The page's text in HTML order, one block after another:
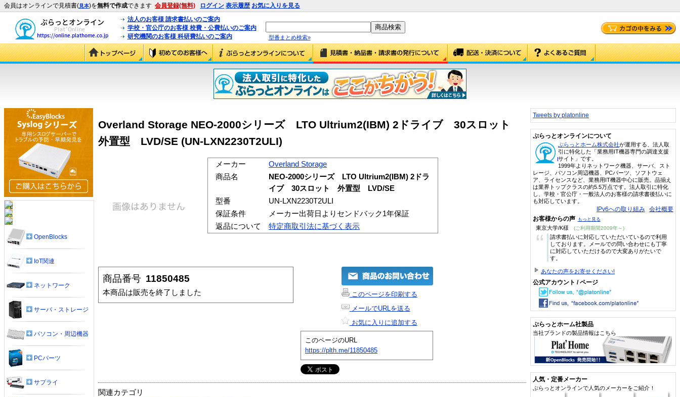
会員はオンラインで見積書(見本)を無料で作成できます 会員登録(無料) ログイン 表示履歴 お気に入りを見る
法人のお客様 請求書払いのご案内
学校・官公庁のお客様 校費・公費払いのご案内
研究機関のお客様 科研費払いのご案内
型番まとめ検索»
Overland Storage NEO-2000シリーズ LTO Ultrium2(IBM) 2ドライブ 30スロット
外置型 LVD/SE (UN-LXN2230T2ULI)
メーカー
Overland Storage
商品名
NEO-2000シリーズ LTO Ultrium2(IBM) 2ドラ
イブ 30スロット 外置型 LVD/SE
型番
UN-LXN2230T2ULI
保証条件
メーカー出荷日よりセンドバック1年保証
返品について
特定商取引法に基づく表示
商品番号 11850485
本商品は販売を終了しました
このページを印刷する
メールでURLを送る
お気に入りに追加する
このページのURL
https://plth.me/11850485
関連カテゴリ
OpenBlocks
IoT関連
ネットワーク
サーバ・ストレージ
パソコン・周辺機器
PCパーツ
サプライ
Tweets by platonline
ぷらっとオンラインについて
ぷらっとホーム株式会社が運用する、法人取
引に特化した「業務用IT機器専門の調達支援
サイト」です。
1999年よりネットワーク機器、サーバ、スト
レージ、パソコン周辺機器、PCパーツ、ソフトウェ
ア、ライセンスなど、業務用IT機器中心に販売。品揃え
は業界トップクラスの約5.5万点です。法人取引に特化
し、学校・官公庁・一般法人のお客様の請求書後払いに
も対応しています。
IPv6への取り組み 会社概要
お客様からの声 もっと見る
東京大学/K様 (ご利用期間2009年～)
“
請求書払いに対応していただいているので利用
しております。メールでの問い合わせにも丁寧
に対応していただけるので大変ありがたいで
す。
あなたの声をお寄せください!
公式アカウント / ページ
ぷらっとホーム社製品
当社ブランドの製品情報はこちら
人気・定番メーカー
ぷらっとオンラインで人気のメーカーをご紹介！